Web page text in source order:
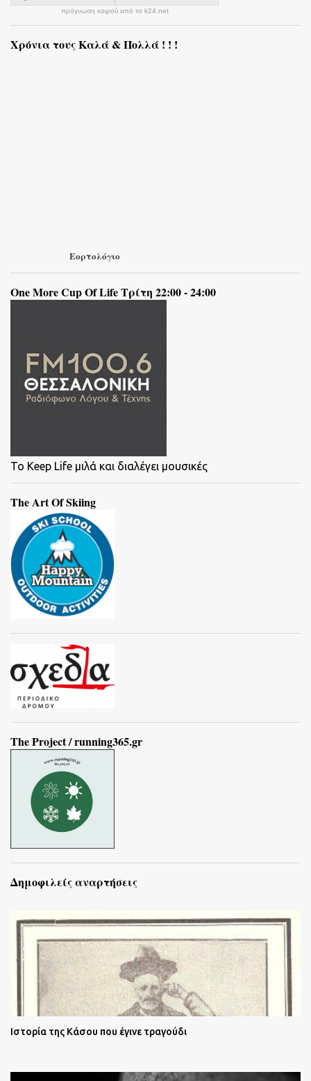
πρόγνωση καιρού από το k24.net
Χρόνια τους Καλά & Πολλά ! ! !
Εορτολόγιο
One More Cup Of Life Τρίτη 22:00 - 24:00
To Keep Life μιλά και διαλέγει μουσικές
The Art Of Skiing
The Project / running365.gr
Δημοφιλείς αναρτήσεις
Ιστορία της Κάσου που έγινε τραγούδι